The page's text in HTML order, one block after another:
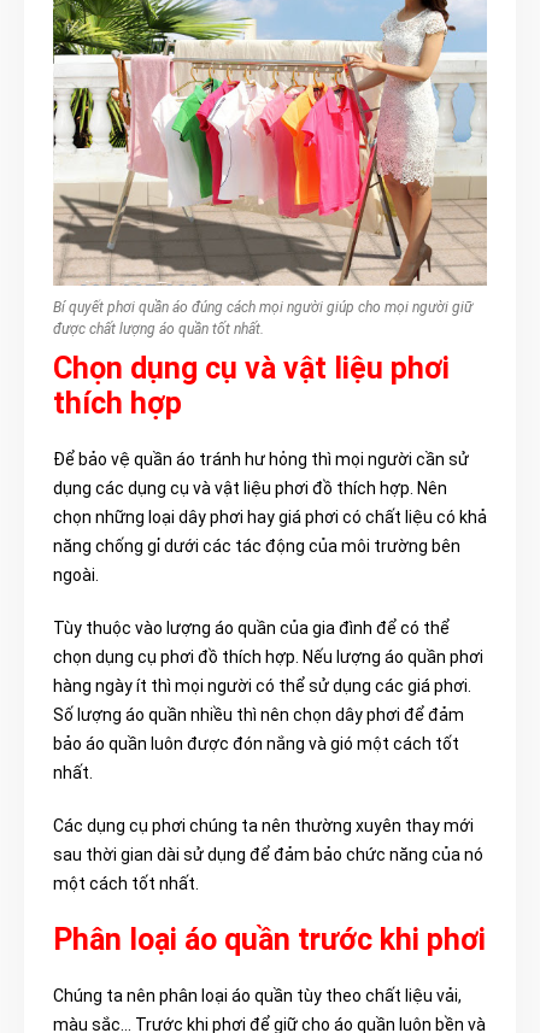
Bí quyết phơi quần áo đúng cách mọi người giúp cho mọi người giữ
được chất lượng áo quần tốt nhất.
Chọn dụng cụ và vật liệu phơi
thích hợp
Để bảo vệ quần áo tránh hư hỏng thì mọi người cần sử
dụng các dụng cụ và vật liệu phơi đồ thích hợp. Nên
chọn những loại dây phơi hay giá phơi có chất liệu có khả
năng chống gỉ dưới các tác động của môi trường bên
ngoài.
Tùy thuộc vào lượng áo quần của gia đình để có thể
chọn dụng cụ phơi đồ thích hợp. Nếu lượng áo quần phơi
hàng ngày ít thì mọi người có thể sử dụng các giá phơi.
Số lượng áo quần nhiều thì nên chọn dây phơi để đảm
bảo áo quần luôn được đón nắng và gió một cách tốt
nhất.
Các dụng cụ phơi chúng ta nên thường xuyên thay mới
sau thời gian dài sử dụng để đảm bảo chức năng của nó
một cách tốt nhất.
Phân loại áo quần trước khi phơi
Chúng ta nên phân loại áo quần tùy theo chất liệu vải,
màu sắc… Trước khi phơi để giữ cho áo quần luôn bền và